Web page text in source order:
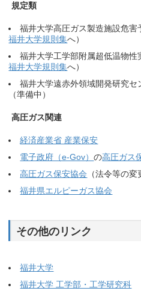
規定類
福井大学高圧ガス製造施設危害
福井大学規則集へ）
福井大学工学部附属超低温物性
福井大学規則集へ）
福井大学遠赤外領域開発研究
（準備中）
高圧ガス関連
経済産業省 産業保安
電子政府（e-Gov）の高圧ガス
高圧ガス保安協会 （法令等の
福井県エルピーガス協会
その他のリンク
福井大学
福井大学 工学部・工学研究科